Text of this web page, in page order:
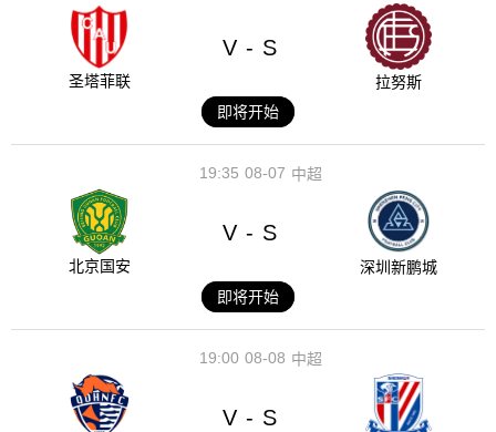
圣塔菲联
V - S
拉努斯
即将开始
08-07
19:35 中超
北京国安
V - S
深圳新鹏城
即将开始
08-08
19:00 中超
V - S